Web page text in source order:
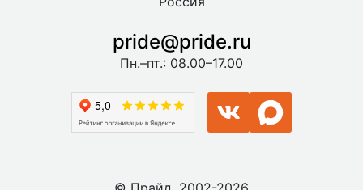
pride@pride.ru
Пн.–пт.: 08.00–17.00